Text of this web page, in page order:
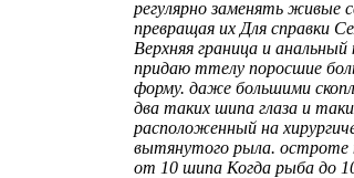
регулярно заменять живые
превращая их Для справки
Верхняя граница и анальный
придаю ттелу поросшие
форму. даже большими
два таких шипа глаза и
расположенный на
вытянутого рыла. остроте
от 10 шипа Когда рыба до